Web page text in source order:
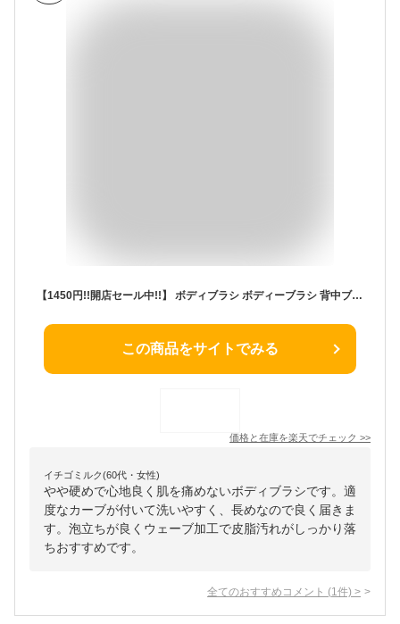
【1450円!!開店セール中!!】 ボディブラシ ボディーブラシ 背中ブラシ 背中 柔らか ロング ボディスポンジ 臭わない 曲柄 長い 極細 極細毛 ボディスポンジ お風呂 背中ニキビ お風呂グッズ 防止 ニキビ ケア ソフト ブラシ バスグッズ マッサージ ホワイト 白 固め 硬め
この商品をサイトでみる
価格と在庫を楽天でチェック >>
イチゴミルク(60代・女性)
やや硬めで心地良く肌を痛めないボディブラシです。適
度なカーブが付いて洗いやすく、長めなので良く届きま
す。泡立ちが良くウェーブ加工で皮脂汚れがしっかり落
ちおすすめです。
全てのおすすめコメント (1 件) >